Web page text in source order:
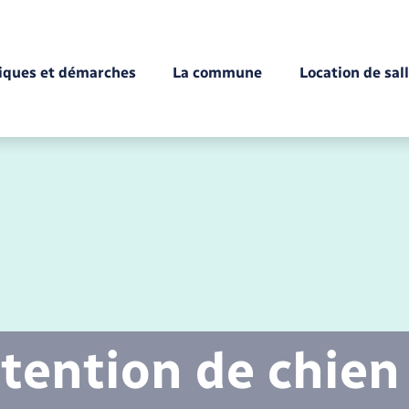
et démarches
Citoyenneté
Mariage – PACS
La commune Location de
de chien